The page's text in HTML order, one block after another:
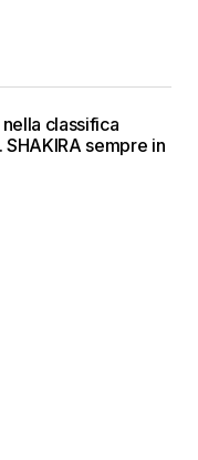
nella classifica
sempre in